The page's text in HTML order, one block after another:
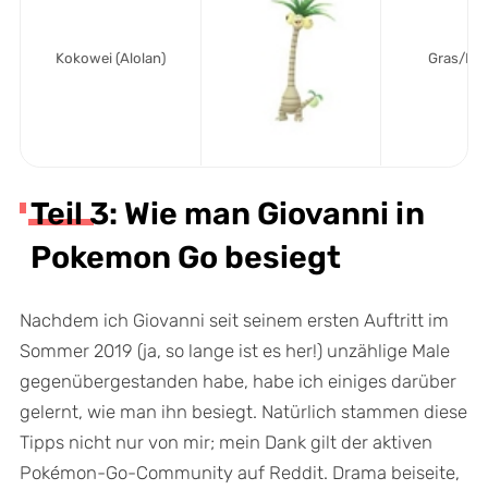
Kokowei (Alolan) Gras/
Teil 3: Wie man Giovanni in
Pokemon Go besiegt
Nachdem ich Giovanni seit seinem ersten Auftritt im
Sommer 2019 (ja, so lange ist es her!) unzählige Male
gegenübergestanden habe, habe ich einiges darüber
gelernt, wie man ihn besiegt. Natürlich stammen diese
Tipps nicht nur von mir; mein Dank gilt der aktiven
Pokémon-Go-Community auf Reddit. Drama beiseite,